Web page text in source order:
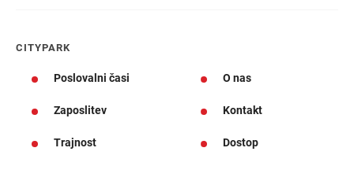
CITYPARK
Poslovalni časi O nas
Zaposlitev Kontakt
Trajnost Dostop